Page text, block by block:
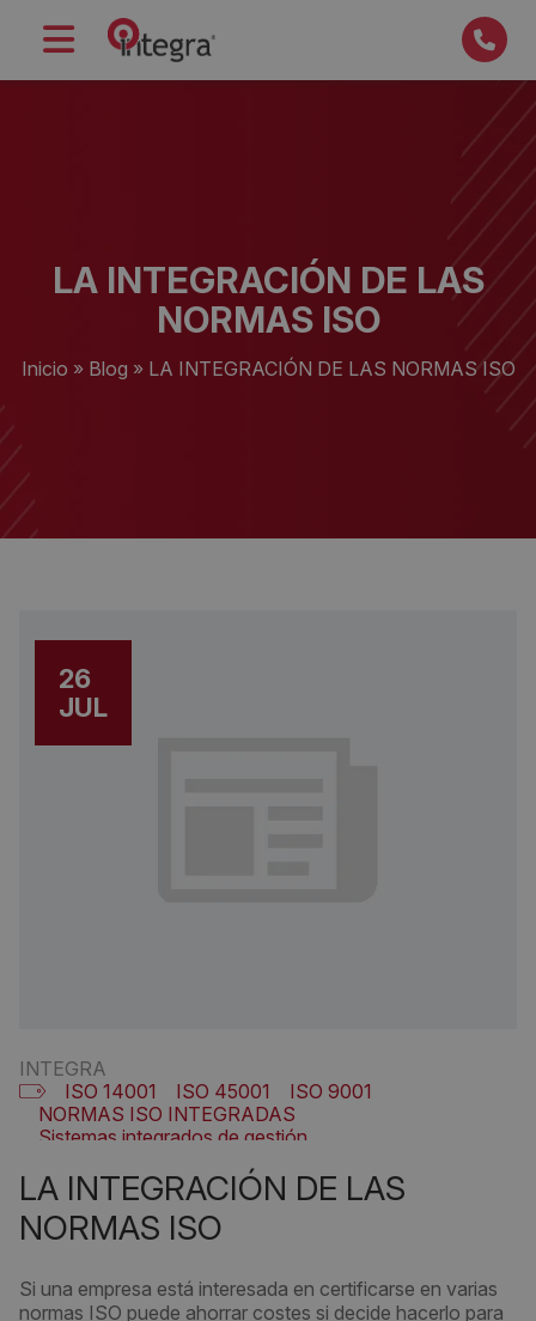
LA INTEGRACIÓN DE LAS
NORMAS ISO
Inicio » Blog » LA INTEGRACIÓN DE LAS NORMAS ISO
26
JUL
INTEGRA
ISO 14001
ISO 45001
ISO 9001
NORMAS ISO INTEGRADAS
Sistemas integrados de gestión
LA INTEGRACIÓN DE LAS
NORMAS ISO
Si una empresa está interesada en certificarse en varias
normas ISO puede ahorrar costes si decide hacerlo para